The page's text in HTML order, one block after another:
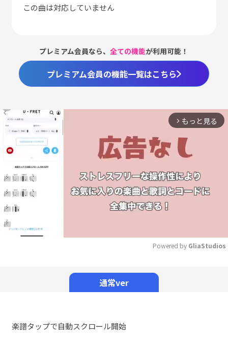
この曲は対応していません
プレミアム会員なら、全ての機能が利用可能！
プレミアム会員の機能一覧はこちら
arrow_forward_ios もっと見る
Powered by GliaStudios
通常ver
楽譜タップで自動スクロール開始